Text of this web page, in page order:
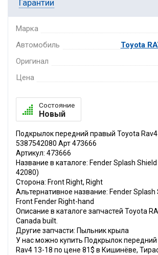
Гарантии
Марка
Автомобиль
Toyota
Оригинал
Цена
Состояние
Новый
Подкрылок передний правый Toyota
5387542080 Арт 473666
Артикул: 473666
Название в каталоге: Fender Splash
42080)
Сторона: Front Right, Right
Альтернативное название: Fender Splash
Front Fender Right-hand
Описание в каталоге запчастей Toyota
Canada built.
Другие запчасти: Пыльник крыла
У нас можно купить Подкрылок
Rav4 13-18 по цене 81$ в Кишинёве,